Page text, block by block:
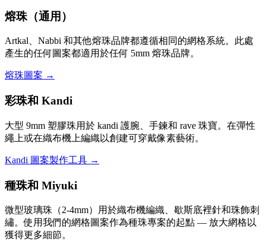
熔珠（通用）
Artkal、Nabbi 和其他熔珠品牌都遵循相同的網格系統。此處
產生的任何圖案都適用於任何 5mm 熔珠品牌。
熔珠圖案 →
彩珠和 Kandi
大型 9mm 塑膠珠用於 kandi 護腕、手鍊和 rave 珠寶。在彈性
繩上或在織布機上編織以創建可穿戴像素藝術。
Kandi 圖案製作工具 →
種珠和 Miyuki
微型玻璃珠（2-4mm）用於織布機編織、歇斯底裡針和珠飾刺
繡。使用我們的網格圖案作為種珠專案的起點 — 放大網格以
獲得更多細節。